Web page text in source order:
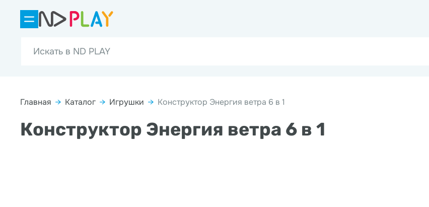
Главная → Каталог → Игрушки → Конструктор Энергия ветра 6 в 1
Конструктор Энергия ветра 6 в 1